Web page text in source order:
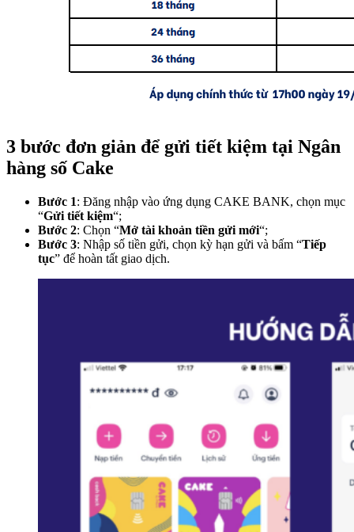
3 bước đơn giản để gửi tiết kiệm tại Ngân
hàng số Cake
Bước 1: Đăng nhập vào ứng dụng CAKE BANK, chọn mục
“Gửi tiết kiệm“;
Bước 2: Chọn “Mở tài khoản tiền gửi mới“;
Bước 3: Nhập số tiền gửi, chọn kỳ hạn gửi và bấm “Tiếp
tục” để hoàn tất giao dịch.